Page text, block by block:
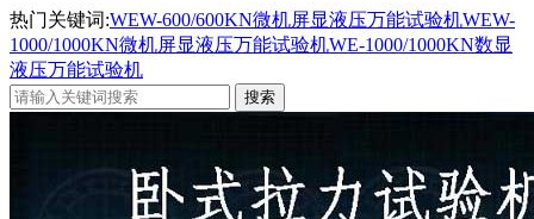
热门关键词:WEW-600/600KN微机屏显液压万能试验机WEW-
1000/1000KN微机屏显液压万能试验机WE-1000/1000KN数显
液压万能试验机